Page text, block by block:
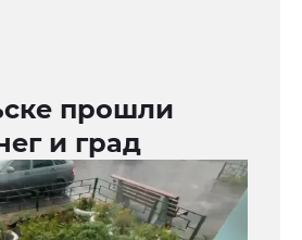
прошли
и град